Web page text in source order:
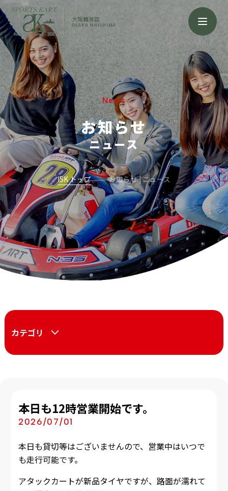
大阪舞洲店
OSAKA MAISHIMA
News
お知らせ
ニュース
ISK トップ お知らせ | ニュース
カテゴリ
本日も12時営業開始です。
2026/07/01
本日も貸切等はございませんので、営業中はいつで
も走行可能です。
アタックカートが新品タイヤですが、路面が濡れて